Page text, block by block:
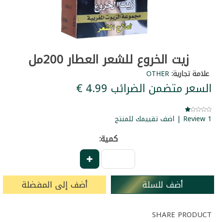
زيت الخروع للشعر العطار 200مل
علامة تجارية:OTHER
السعر متضمن الضرائب ‏4.99 €
1 Review | اضف تقييمك للمنتج
كمية:
أضف للسلة أضف إلى المفضلة
SHARE PRODUCT